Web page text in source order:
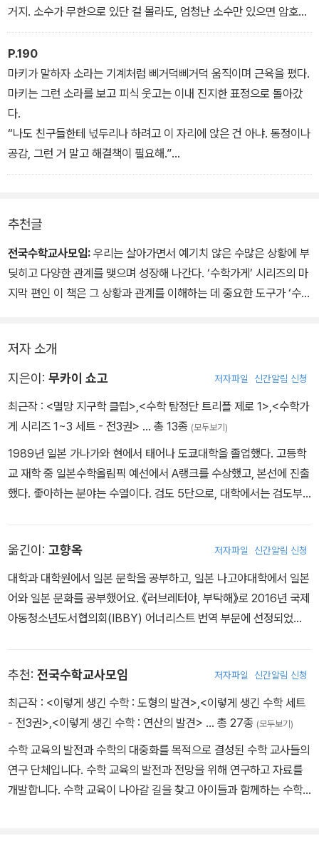
거지. 소수가 무한으로 있단 걸 몰라도, 엄청난 소수만 있으면 암호는
만들 수 있으니까.”
“증명이 되면 세계에 관한 이해가 한층 더 깊어져. 그런 수학자의 발
걸음은 헛된 게 하나도 없지.”
“그-러-니-까 세계를 이해해서 어쩔 거냐고 묻는 거야. 책상에 앉아
증명 문제만 들입다 푼다고 세계가 바뀔 거 같아?”
같은 중학교 1학년인데, 헤아릴 수 없이 많은 책을 읽어 온 다이치와
수학 오타쿠 진노우치와의 논쟁에 아스나가 끼어들 여지는 없었다.
둘의 대화를 그저 멍하니 듣고 있을 뿐이었다.
P.190
마키가 말하자 소라는 기계처럼 삐거덕삐거덕 움직이며 근육을 폈다.
마키는 그런 소라를 보고 피식 웃고는 이내 진지한 표정으로 돌아갔
다.
“나도 친구들한테 넋두리나 하려고 이 자리에 앉은 건 아냐. 동정이나
공감, 그런 거 말고 해결책이 필요해.”
“알았어. 그럼 힘껏 도울게.”
그런 소라의 엄격함을 처음 보았다.
“수치를 말해 봐. 내가 반드시 너를 도울 거야.”
매미 소리가 와그르르 밀려드는 여름 교실에서 소라는 그렇게 소리
높여 선언했다.
추천글
전국수학교사모임: 우리는 살아가면서 예기치 않은 수많은 상황에 부
딪히고 다양한 관계를 맺으며 성장해 나간다. ‘수학가게’ 시리즈의 마
지막 편인 이 책은 그 상황과 관계를 이해하는 데 중요한 도구가 ‘수
구할 수 있음을 여러 가지 에피소드를 통해 이야기한다.
저자 소개
지은이: 무카이 쇼고 저자파일 신간알림 신청
최근작 : <멸망 지구학 클럽>,<수학 탐정단 트리플 제로 1>,<수학가
게 시리즈 1~3 세트 - 전3권> … 총 13종 (모두보기)
1989년 일본 가나가와 현에서 태어나 도쿄대학을 졸업했다. 고등학
교 재학 중 일본수학올림픽 예선에서 A랭크를 수상했고, 본선에 진출
했다. 좋아하는 분야는 수열이다. 검도 5단으로, 대학에서는 검도부
년 데뷔했다.
옮긴이: 고향옥 저자파일 신간알림 신청
대학과 대학원에서 일본 문학을 공부하고, 일본 나고야대학에서 일본
어와 일본 문화를 공부했어요. 《러브레터야, 부탁해》로 2016년 국제
아동청소년도서협의회(IBBY) 어너리스트 번역 부문에 선정되었습
11권》, 《늑대인간 마피아 게임 1-3권》, 《검의 계승자 1-2권》, 《요괴
아파트 1-3권》 등이 있습니다.
추천: 전국수학교사모임 저자파일 신간알림 신청
최근작 : <이렇게 생긴 수학 : 도형의 발견>,<이렇게 생긴 수학 세트
- 전3권>,<이렇게 생긴 수학 : 연산의 발견> … 총 27종 (모두보기)
수학 교육의 발전과 수학의 대중화를 목적으로 결성된 수학 교사들의
연구 단체입니다. 수학 교육의 발전과 전망을 위해 연구하고 자료를
개발합니다. 수학 교육이 나아갈 길을 찾고 아이들과 함께하는 수학